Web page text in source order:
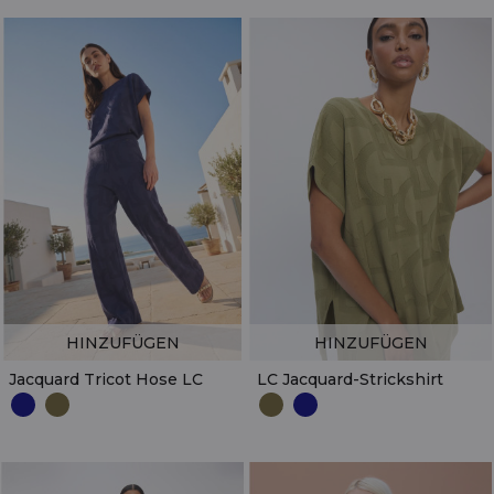
Jacquard Tricot Hose LC
HINZUFÜGEN
LC Jacquard-Strickshirt
HINZUFÜGEN